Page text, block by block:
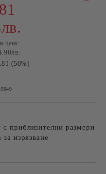
цена:
(50%)
приблизителни размери
изрязване